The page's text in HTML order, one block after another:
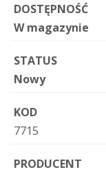
DOSTĘPNOŚĆ
W magazynie
STATUS
Nowy
KOD
7715
PRODUCENT